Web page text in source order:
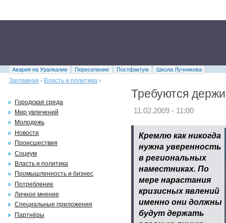
Авария на Уралкалии Переселение Постфактум
Школа Лучникова
Заглавная › Власть и политика ›
Требуются
11.02.2009 - 11:00
Кремлю как никогда
нужна уверенность
в региональных
наместниках. По
мере нарастания
кризисных явлений
именно они должны
будут держать
Городская среда
Мир увлечений
Молодежь
Новости
Происшествия
Социум
Власть и политика
Промышленность и бизнес
Потребление
Личное мнение
Специальные приложения
Партнёры